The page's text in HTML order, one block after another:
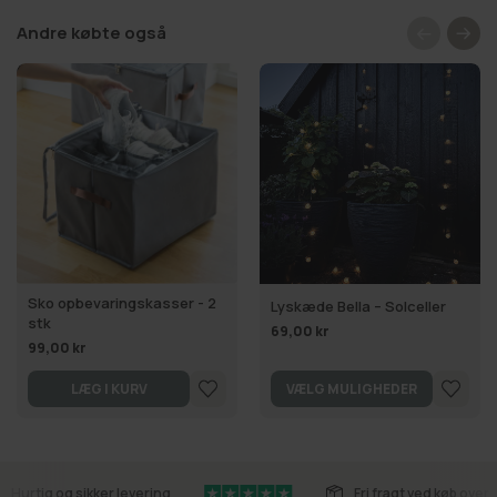
Andre købte også
Sko opbevaringskasser - 2
stk
99,00 kr
LÆG I KURV
Lyskæde Bella – Solceller
69,00 kr
VÆLG MULIGHEDER
Hurtig og sikker levering Fri fragt ved køb over